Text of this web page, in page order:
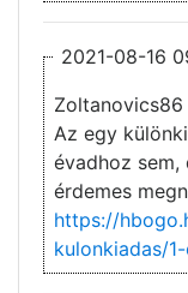
2021-08-16
Zoltanovics86
Az egy
évadhoz sem,
érdemes
https://
kulonkiadas/